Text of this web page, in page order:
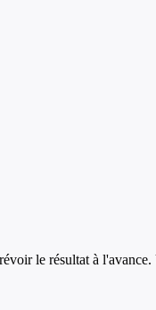
le résultat à